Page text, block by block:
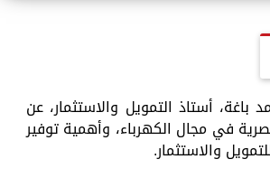
باغة، أستاذ التمويل والاستثمار، عن
في مجال الكهرباء، وأهمية توفير
والاستثمار.